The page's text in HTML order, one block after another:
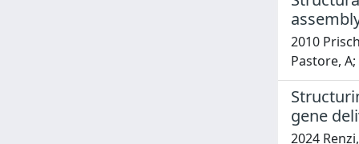
2010
Pastore,
gene
2024